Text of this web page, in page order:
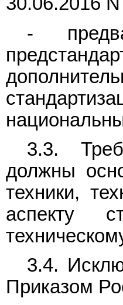
-
3.3.
должны
техники,
аспекту
3.4.
Приказом